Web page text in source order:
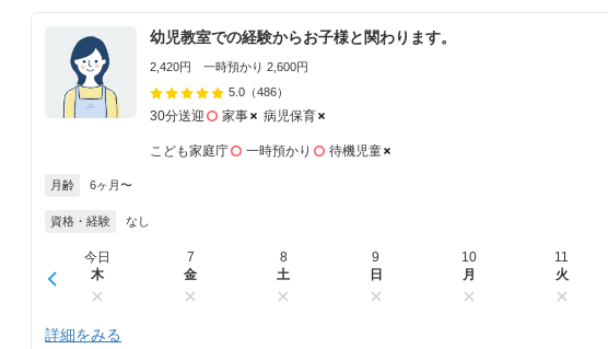
幼児教室での経験からお子様と関わります。
2,420円 一時預かり 2,600円
5.0 （486）
30分送迎 家事 病児保育
こども家庭庁 一時預かり 待機児童
月齢 6ヶ月〜
資格・経験 なし
今日
木
7
金
8
土
9
日
10
月
11
火
詳細をみる